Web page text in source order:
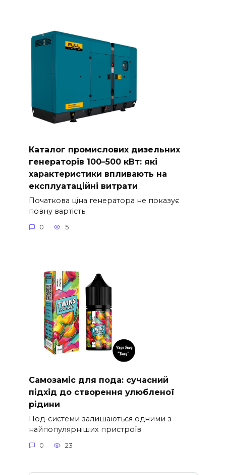
Каталог промислових дизельних
генераторів 100–500 кВт: які
характеристики впливають на
експлуатаційні витрати
Початкова ціна генератора не показує
повну вартість
0 5
Самозаміс для пода: сучасний
підхід до створення улюбленої
рідини
Под-системи залишаються одними з
найпопулярніших пристроїв
0 23